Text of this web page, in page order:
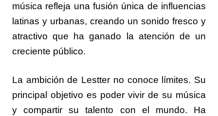
música refleja una fusión única de influencias
latinas y urbanas, creando un sonido fresco y
atractivo que ha ganado la atención de un
creciente público.
La ambición de Lestter no conoce límites. Su
principal objetivo es poder vivir de su música
y compartir su talento con el mundo. Ha